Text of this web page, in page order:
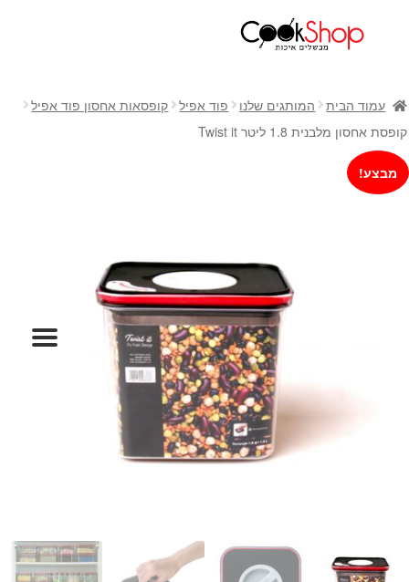
חנות
כלי בישול
סירים
מחבתות
כלי הגשה ואירוח
עגלת קניות
עמוד הבית המותגים שלנו פוד אפיל
קופסאות אחסון פוד אפיל
קופסת אחסון מלבנית 1.8 ליטר Twist it
מבצע!